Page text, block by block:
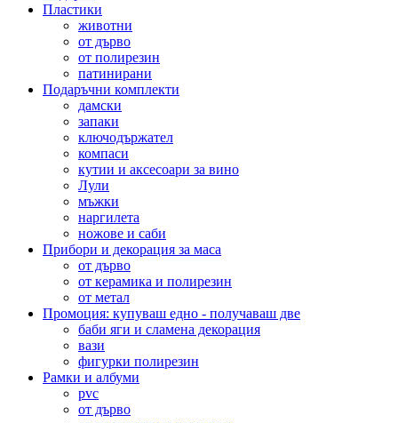
Пластики
животни
от дърво
от полирезин
патинирани
Подаръчни комплекти
дамски
запаки
ключодържател
компаси
кутии и аксесоари за вино
Лули
мъжки
наргилета
ножове и саби
Прибори и декорация за маса
от дърво
от керамика и полирезин
от метал
Промоция: купуваш едно - получаваш две
баби яги и сламена декорация
вази
фигурки полирезин
Рамки и албуми
pvc
от дърво